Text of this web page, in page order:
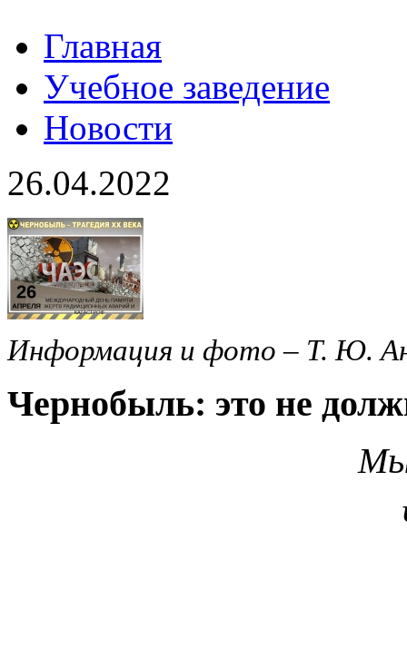
Главная
Учебное заведение
Новости
26.04.2022
Информация и фото – Т. Ю.
Чернобыль: это не
Мы